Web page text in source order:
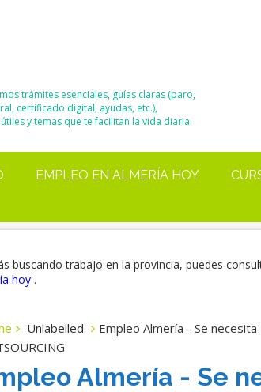
trámites esenciales, guías claras (paro,
certificado digital, ayudas, etc.),
y temas que te facilitan la vida diaria.
EMPLEO EN ALMERÍA HOY
buscando trabajo en la provincia, puedes
hoy .
Unlabelled
Empleo Almería - Se
Almería - Se